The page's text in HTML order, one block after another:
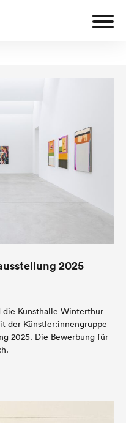
2025
die Kunsthalle Winterthur
der Künstler:innengruppe
2025. Die Bewerbung für